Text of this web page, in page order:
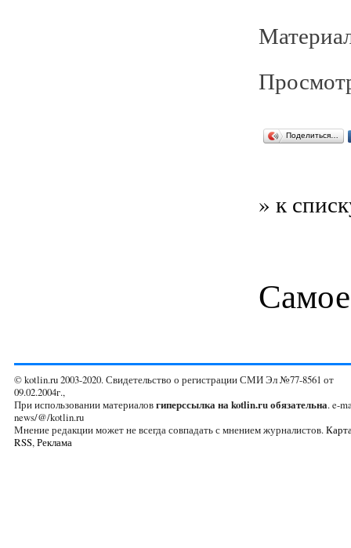
Поделиться…
» к
© kotlin.ru 2003-2020. Свидетельство о регистрации СМИ Эл №77-8561 от
09.02.2004г.,
При использовании материаловгиперссылка на kotlin.ru обязательна. e-
news/@/kotlin.ru
Мнение редакции может не всегда совпадать с мнением журналистов.
RSS,Реклама